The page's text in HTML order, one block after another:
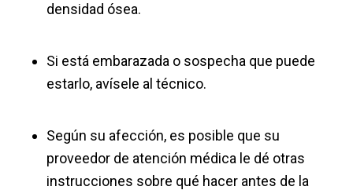
densidad ósea.
Si está embarazada o sospecha que puede
estarlo, avísele al técnico.
Según su afección, es posible que su
proveedor de atención médica le dé otras
instrucciones sobre qué hacer antes de la